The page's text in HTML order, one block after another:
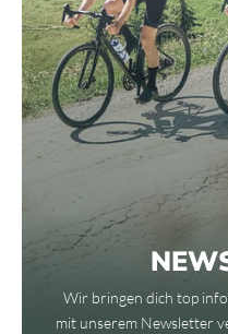
Wir bringen dich top
mit unserem Newsletter